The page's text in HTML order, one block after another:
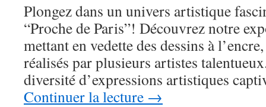
Plongez dans un univers artistique
“Proche de Paris”! Découvrez notre
mettant en vedette des dessins à
réalisés par plusieurs artistes
diversité d’expressions artistiques
Continuer la lecture →